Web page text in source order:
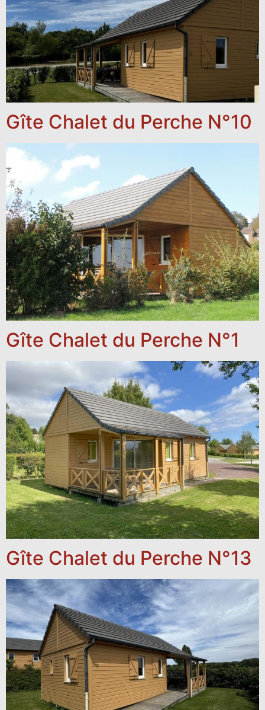
Gîte Chalet du Perche N°10
Gîte Chalet du Perche N°1
Gîte Chalet du Perche N°13